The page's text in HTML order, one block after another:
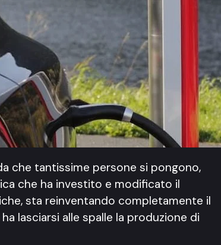
che tantissime persone si pongono,
che ha investito e modificato il
sta reinventando completamente il
lasciarsi alle spalle la produzione di